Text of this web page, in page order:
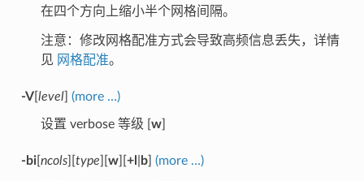
在四个方向上缩小半个网格间隔。
注意：修改网格配准方式会导致高频信息丢失，详情
见 网格配准。
-V[ level] (more …)
设置 verbose 等级 [ w]
-bi[ ncols][ type w][ +l b] (more …)